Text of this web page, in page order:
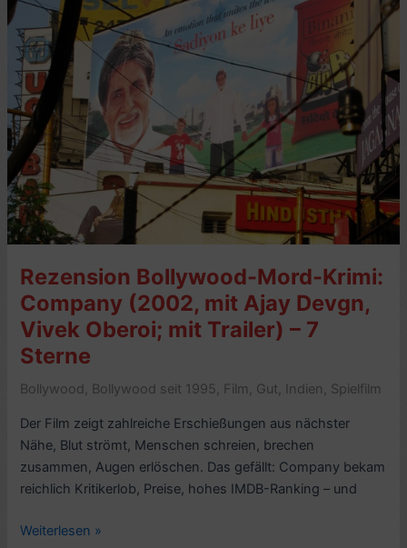
Dixit
Banna
Chahti
Hoon!
(2003,
Meta-
Bollywood;
mit
Video)
–
7
Rezension Bollywood-Mord-Krimi:
Company (2002, mit Ajay Devgn,
Vivek Oberoi; mit Trailer) – 7
Sterne
Bollywood, Bollywood seit 1995, Film , Gut, Indien , Spielfilm
Der Film zeigt zahlreiche Erschießungen aus nächster
Nähe, Blut strömt, Menschen schreien, brechen
zusammen, Augen erlöschen. Das gefällt: Company bekam
reichlich Kritikerlob, Preise, hohes IMDB-Ranking – und
Rezension
Weiterlesen »